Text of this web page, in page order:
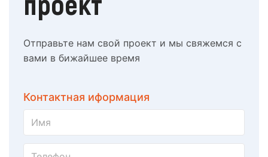
Отправьте нам свой проект и мы свяжемся с
вами в бижайшее время
Контактная иформация